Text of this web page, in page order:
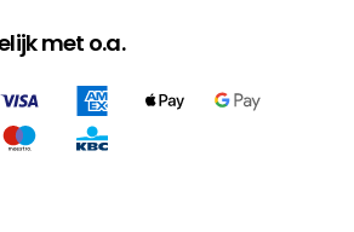
met o.a.